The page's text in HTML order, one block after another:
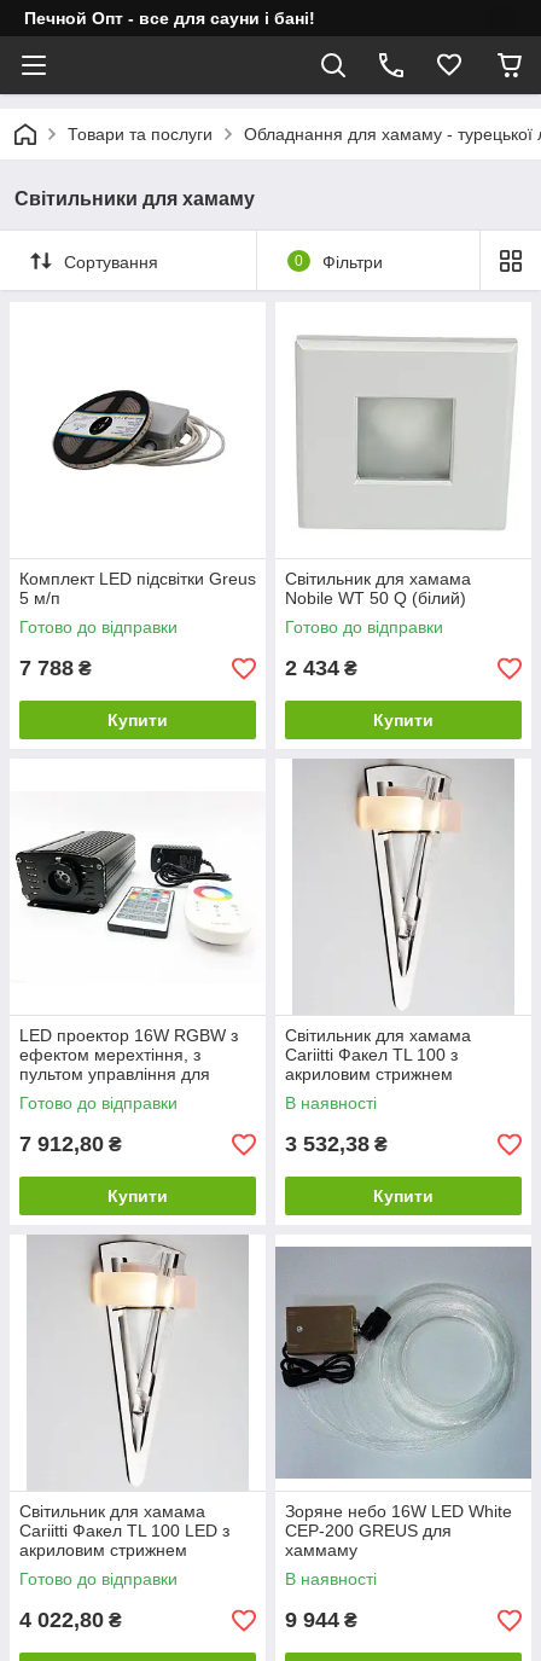
Печной Опт - все для сауни і бані!
Товари та послуги Обладнання для хамаму - турецької
Світильники для хамаму
Сортування 0 Фільтри
Комплект LED підсвітки Greus
5 м/п
Готово до відправки
7 788 ₴
Купити
Світильник для хамама
Nobile WT 50 Q (білий)
Готово до відправки
2 434 ₴
Купити
LED проектор 16W RGBW з
ефектом мерехтіння, з
пультом управління для
хамаму
Готово до відправки
7 912,80 ₴
Купити
Світильник для хамама
Cariitti Факел TL 100 з
акриловим стрижнем
В наявності
3 532,38 ₴
Купити
Світильник для хамама
Cariitti Факел TL 100 LED з
акриловим стрижнем
Готово до відправки
4 022,80 ₴
Зоряне небо 16W LED White
CEP-200 GREUS для
хаммаму
В наявності
9 944 ₴